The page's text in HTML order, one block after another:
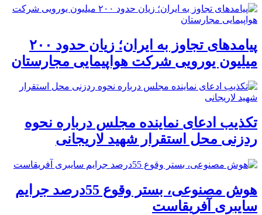
پیامدهای تجاوز به ایران؛ زیان حدود ۲۰۰
میلیون یورویی شرکت هواپیمایی مجارستان
تکذیب ادعای نماینده مجلس درباره نحوه
ردزنی محل استقرار شهید لاریجانی
هوش مصنوعی، بستر وقوع 55درصد جرایم
سایبری آفریقاست